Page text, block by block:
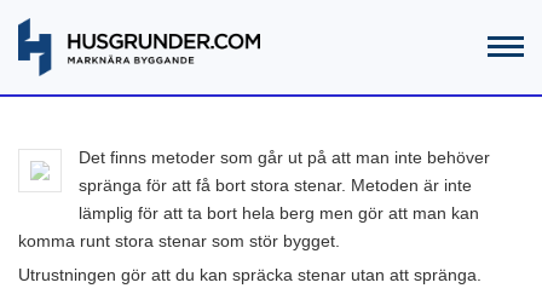
Det finns metoder som går ut på att man inte behöver
spränga för att få bort stora stenar. Metoden är inte
lämplig för att ta bort hela berg men gör att man kan
komma runt stora stenar som stör bygget.
Utrustningen gör att du kan spräcka stenar utan att spränga.